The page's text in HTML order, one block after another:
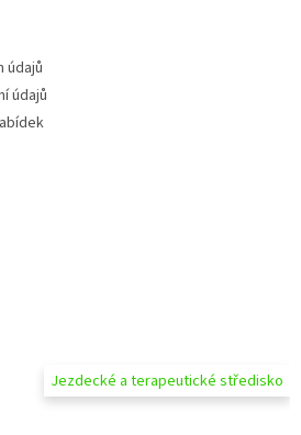
údajů
údajů
Jezdecké a terapeutické středisko